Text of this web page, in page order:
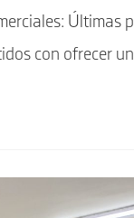
Últimas
con ofrecer